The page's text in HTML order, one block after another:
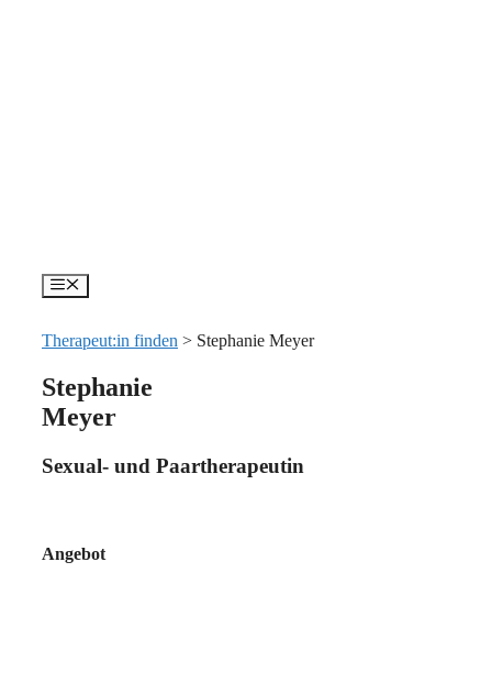
Menü
Therapeut:in finden > Stephanie Meyer
Stephanie
Meyer
Sexual- und Paartherapeutin
Angebot